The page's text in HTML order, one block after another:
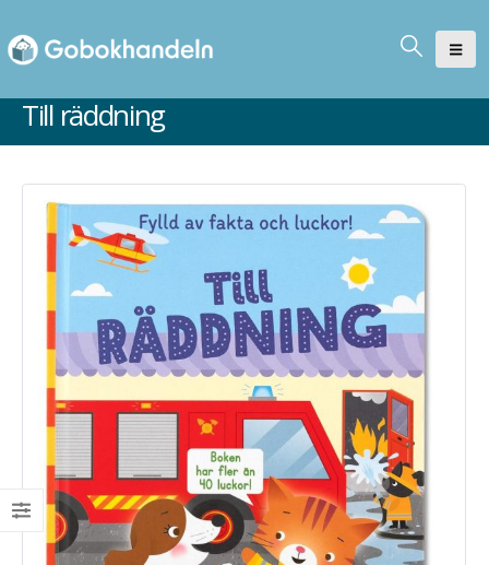
Till räddning